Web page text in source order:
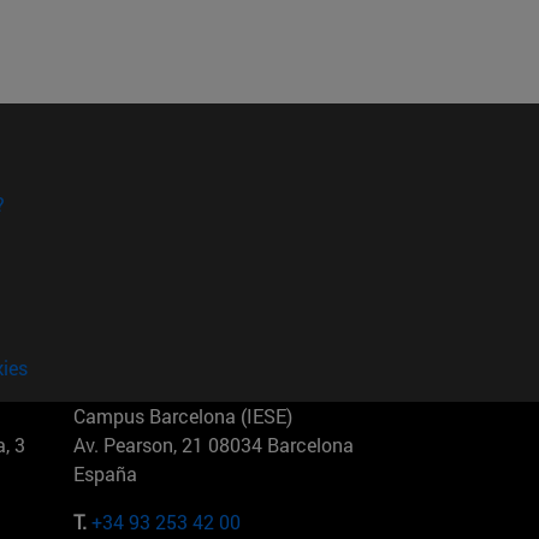
3
Campus Barcelona (IESE)
Av. Pearson, 21 08034 Barcelona
España
T.+34 93 253 42 00